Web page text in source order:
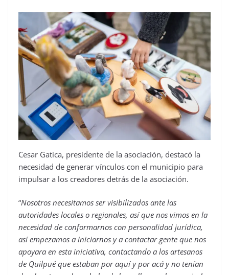
Cesar Gatica, presidente de la asociación, destacó la
necesidad de generar vínculos con el municipio para
impulsar a los creadores detrás de la asociación.
“Nosotros necesitamos ser visibilizados ante las
autoridades locales o regionales, así que nos vimos en la
necesidad de conformarnos con personalidad jurídica,
así empezamos a iniciarnos y a contactar gente que nos
apoyara en esta iniciativa, contactando a los artesanos
de Quilpué que estaban por aquí y por acá y no tenían